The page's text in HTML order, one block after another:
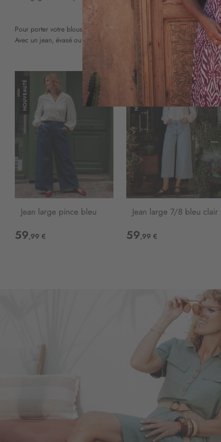
Pour porter votre blouse rayée, vous avez le choix parmi de
Avec un jean, évasé ou droit, vous jouez la simplicité et la sobriété,
Jean large pince bleu
59,99 €
Jean large 7/8 bleu clair
59,99 €